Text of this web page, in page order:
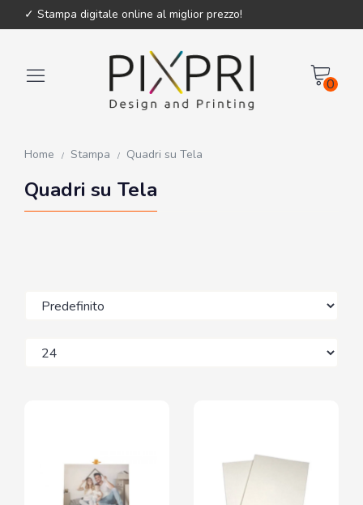
✓ Stampa digitale online al miglior prezzo!
0
Home Stampa Quadri su Tela
Quadri su Tela